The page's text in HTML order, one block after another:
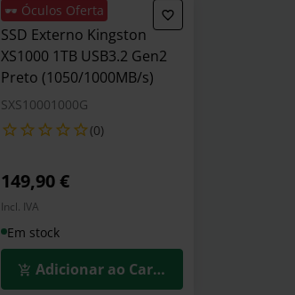
🕶️ Óculos Oferta
SSD Externo Kingston
XS1000 1TB USB3.2 Gen2
Preto (1050/1000MB/s)
SXS10001000G
(0)
149,90 €
Incl. IVA
Em stock
Adicionar ao Carrinho